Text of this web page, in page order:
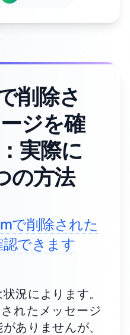
削除さ
ジを確
実際に
の方法
で削除された
できます
況によります。
れたメッセージ
ありませんが、